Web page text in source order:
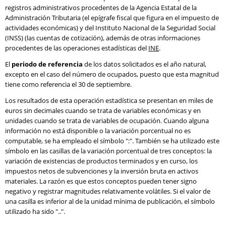
registros administrativos procedentes de la Agencia Estatal de la
Administración Tributaria (el epígrafe fiscal que figura en el impuesto de
actividades económicas) y del Instituto Nacional de la Seguridad Social
(INSS) (las cuentas de cotización), además de otras informaciones
procedentes de las operaciones estadísticas del INE.
El periodo de referencia de los datos solicitados es el año natural,
excepto en el caso del número de ocupados, puesto que esta magnitud
tiene como referencia el 30 de septiembre.
Los resultados de esta operación estadística se presentan en miles de
euros sin decimales cuando se trata de variables económicas y en
unidades cuando se trata de variables de ocupación. Cuando alguna
información no está disponible o la variación porcentual no es
computable, se ha empleado el símbolo ":". También se ha utilizado este
símbolo en las casillas de la variación porcentual de tres conceptos: la
variación de existencias de productos terminados y en curso, los
impuestos netos de subvenciones y la inversión bruta en activos
materiales. La razón es que estos conceptos pueden tener signo
negativo y registrar magnitudes relativamente volátiles. Si el valor de
una casilla es inferior al de la unidad mínima de publicación, el símbolo
utilizado ha sido "..".